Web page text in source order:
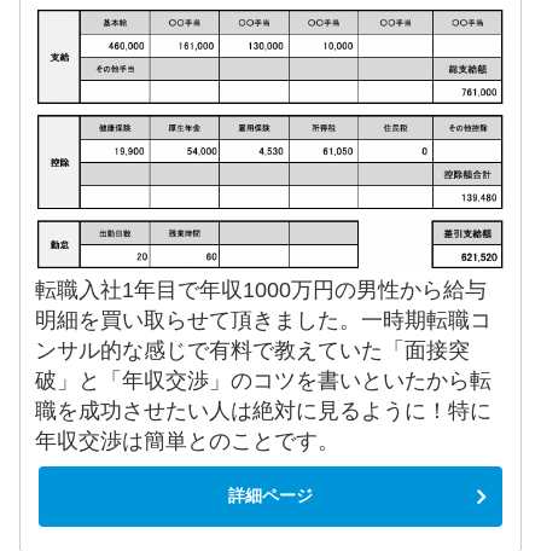
転職入社1年目で年収1000万円の男性から給与
明細を買い取らせて頂きました。一時期転職コ
ンサル的な感じで有料で教えていた「面接突
破」と「年収交渉」のコツを書いといたから転
職を成功させたい人は絶対に見るように！特に
年収交渉は簡単とのことです。
詳細ページ